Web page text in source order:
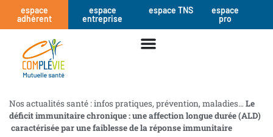
espace
adhérent
espace
entreprise
espace TNS
espace
pro
Nos actualités santé : infos pratiques, prévention, maladies… Le
déficit immunitaire chronique : une affection longue durée (ALD)
caractérisée par une faiblesse de la réponse immunitaire